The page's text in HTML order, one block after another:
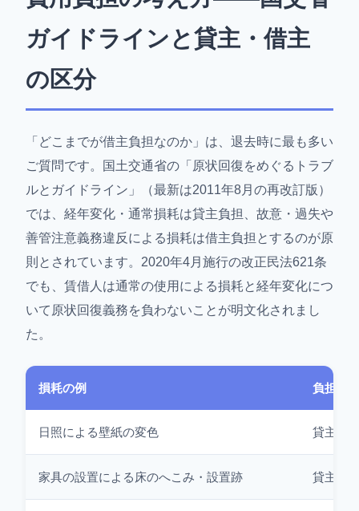
ガイドラインと貸主・借主
の区分
「どこまでが借主負担なのか」は、退去時に最も多い
ご質問です。国土交通省の「原状回復をめぐるトラブ
ルとガイドライン」（最新は2011年8月の再改訂版）
では、経年変化・通常損耗は貸主負担、故意・過失や
善管注意義務違反による損耗は借主負担とするのが原
則とされています。2020年4月施行の改正民法621条
でも、賃借人は通常の使用による損耗と経年変化につ
いて原状回復義務を負わないことが明文化されまし
た。
損耗の例 負担の
日照による壁紙の変色 貸主（
家具の設置による床のへこみ・設置跡 貸主（